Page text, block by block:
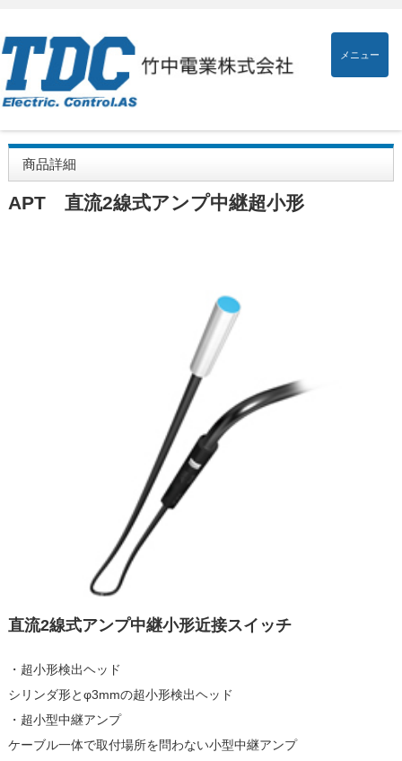
メニュー
商品詳細
APT 直流2線式アンプ中継超小形
直流2線式アンプ中継小形近接スイッチ
・超小形検出ヘッド
シリンダ形とφ3mmの超小形検出ヘッド
・超小型中継アンプ
ケーブル一体で取付場所を問わない小型中継アンプ